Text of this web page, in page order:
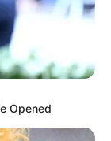
Opened